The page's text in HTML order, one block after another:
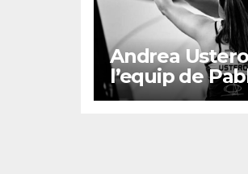
Andrea
l’equip de